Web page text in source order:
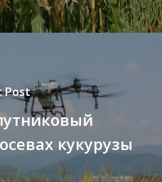
Post
кукурузы